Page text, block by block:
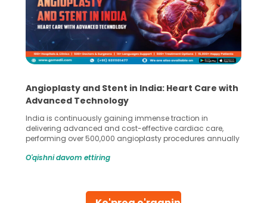
5 Essential Steps for Effective Human Sperm
Collection and Processing Methods
Human sperm collection and processing are critical steps
in advanced reproductive techniques like In Vitro
Fertilization (IVF) and intrauterine insemination (IUI). These
challenges and help couples achieve their dream of
collected, they process the
O'qishni davom ettiring